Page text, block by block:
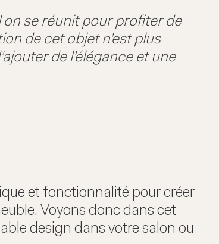
on se réunit pour profiter de
de cet objet n’est plus
de l’élégance et une
et fonctionnalité pour créer
Voyons donc dans cet
design dans votre salon ou